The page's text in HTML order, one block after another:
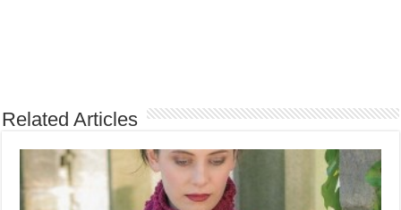
Related Articles